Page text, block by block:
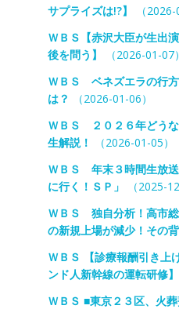
サプライズは!?】
（2026-
ＷＢＳ【赤沢大臣が生出
後を問う】
（2026-01-07）
ＷＢＳ ベネズエラの行
は？
（2026-01-06）
ＷＢＳ ２０２６年どう
生解説！
（2026-01-05）
ＷＢＳ 年末３時間生放
に行く！ＳＰ」
（2025-
ＷＢＳ 独自分析！高市
の新規上場が減少！その
ＷＢＳ 【診療報酬引き
ンド人新幹線の運転研修】
ＷＢＳ ■東京２３区、火